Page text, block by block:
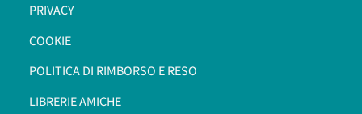
PRIVACY
COOKIE
POLITICA DI RIMBORSO E RESO
LIBRERIE AMICHE